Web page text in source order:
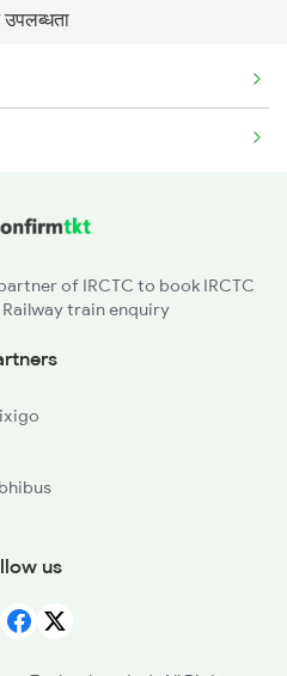
of IRCTC to book IRCTC
train enquiry
ixigo
us